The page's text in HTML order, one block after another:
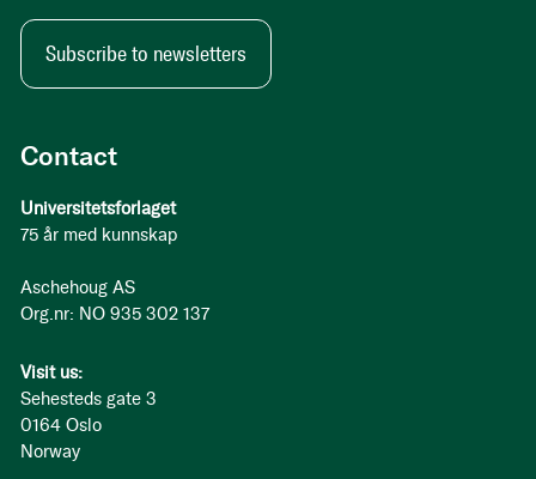
Contact
Universitetsforlaget
75 år med kunnskap
Aschehoug AS
Org.nr: NO 935 302 137
Visit us:
Sehesteds gate 3
0164 Oslo
Norway
Subscribe to newsletters